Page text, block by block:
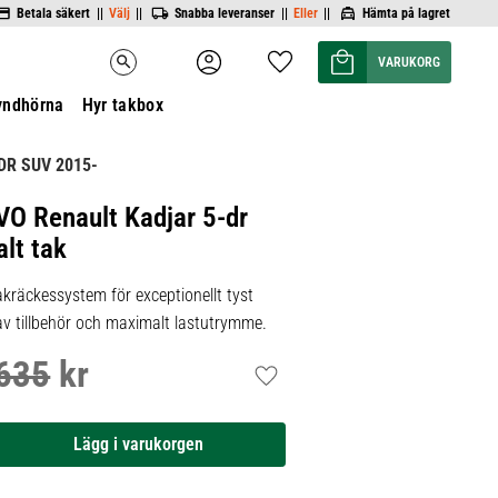
Betala säkert || Välj || Snabba leveranser || Eller || Hämta på lagret
search Favoriter
Kundvagn
Hyr takbox
SUV 2015-
Renault Kadjar 5-dr
tak
för exceptionellt tyst
tillbehör och maximalt lastutrymme.
pris:
kr Lägg till i favoriter